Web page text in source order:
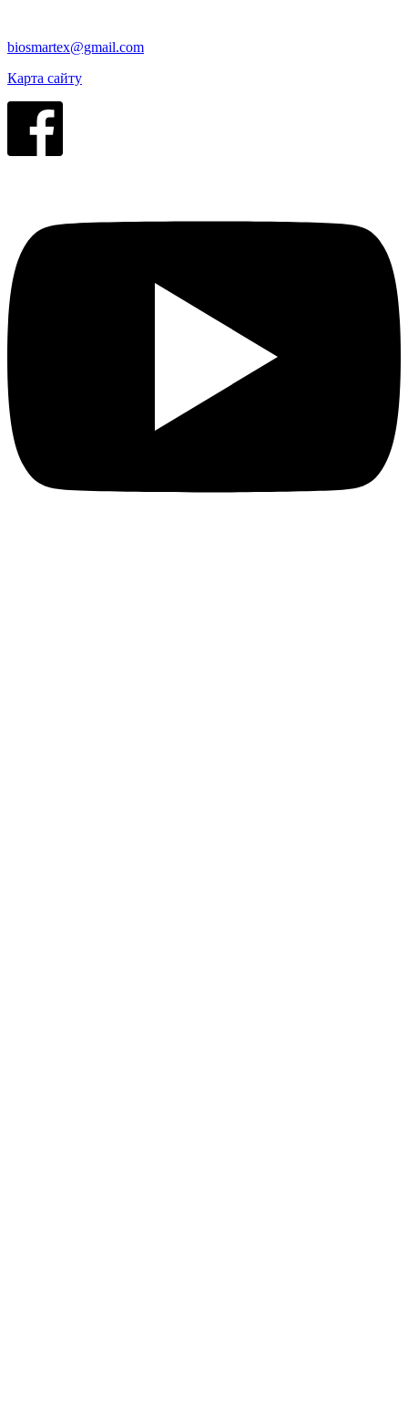
biosmartex@gmail.com
Карта сайту